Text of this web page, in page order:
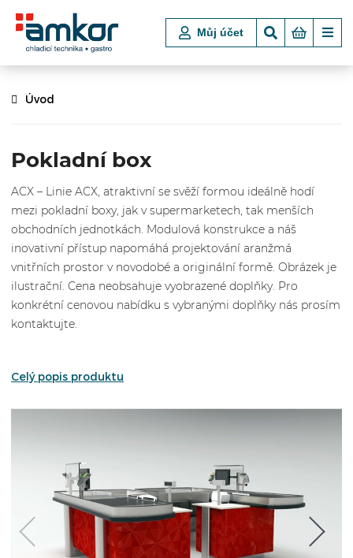
Můj účet
Úvod
Pokladní box
ACX – Linie ACX, atraktivní se svěží formou ideálně hodí
mezi pokladní boxy, jak v supermarketech, tak menších
obchodních jednotkách. Modulová konstrukce a náš
inovativní přístup napomáhá projektování aranžmá
vnitřních prostor v novodobé a originální formě. Obrázek je
ilustrační. Cena neobsahuje vyobrazené doplňky. Pro
konkrétní cenovou nabídku s vybranými doplňky nás prosím
kontaktujte.
Celý popis produktu